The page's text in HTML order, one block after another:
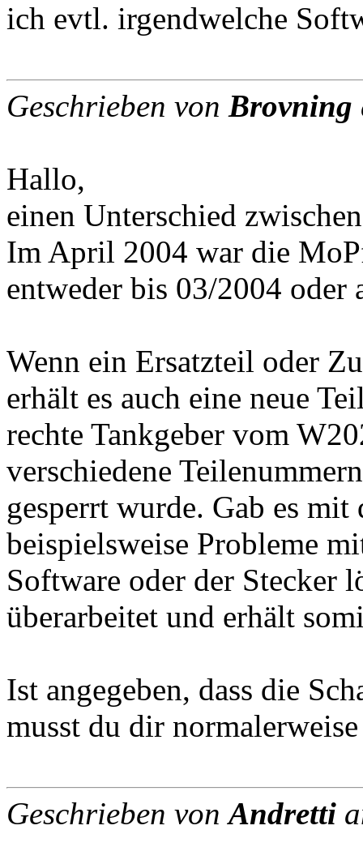
ich evtl. irgendwelche
Geschrieben von Brovning
Hallo,
einen Unterschied
Im April 2004 war die
entweder bis 03/2004 oder
Wenn ein Ersatzteil oder
erhält es auch eine neue
rechte Tankgeber vom
verschiedene
gesperrt wurde. Gab es mit
beispielsweise Probleme
Software oder der Stecker
überarbeitet und erhält
Ist angegeben, dass die
musst du dir
Geschrieben vonAndretti